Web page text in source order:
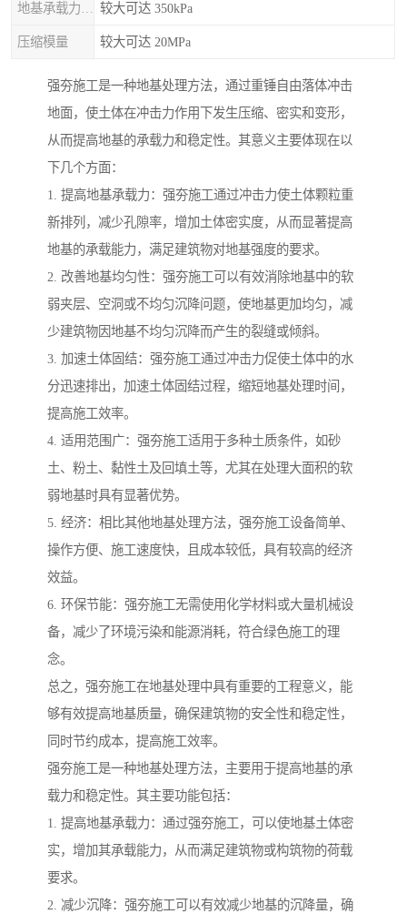
较大可达 350kPa
压缩模量 较大可达 20MPa
强夯施工是一种地基处理方法，通过重锤自由落体冲击
地面，使土体在冲击力作用下发生压缩、密实和变形，
从而提高地基的承载力和稳定性。其意义主要体现在以
下几个方面：
1. 提高地基承载力：强夯施工通过冲击力使土体颗粒重
新排列，减少孔隙率，增加土体密实度，从而显著提高
地基的承载能力，满足建筑物对地基强度的要求。
2. 改善地基均匀性：强夯施工可以有效消除地基中的软
弱夹层、空洞或不均匀沉降问题，使地基更加均匀，减
少建筑物因地基不均匀沉降而产生的裂缝或倾斜。
3. 加速土体固结：强夯施工通过冲击力促使土体中的水
分迅速排出，加速土体固结过程，缩短地基处理时间，
提高施工效率。
4. 适用范围广：强夯施工适用于多种土质条件，如砂
土、粉土、黏性土及回填土等，尤其在处理大面积的软
弱地基时具有显著优势。
5. 经济：相比其他地基处理方法，强夯施工设备简单、
操作方便、施工速度快，且成本较低，具有较高的经济
效益。
6. 环保节能：强夯施工无需使用化学材料或大量机械设
备，减少了环境污染和能源消耗，符合绿色施工的理
念。
总之，强夯施工在地基处理中具有重要的工程意义，能
够有效提高地基质量，确保建筑物的安全性和稳定性，
同时节约成本，提高施工效率。
强夯施工是一种地基处理方法，主要用于提高地基的承
载力和稳定性。其主要功能包括：
1. 提高地基承载力：通过强夯施工，可以使地基土体密
实，增加其承载能力，从而满足建筑物或构筑物的荷载
要求。
2. 减少沉降：强夯施工可以有效减少地基的沉降量，确